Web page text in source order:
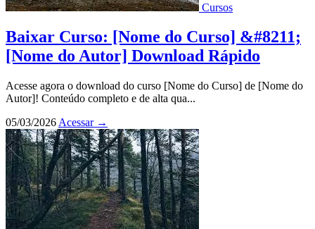
Cursos
Baixar Curso: [Nome do Curso] &#8211;
[Nome do Autor] Download Rápido
Acesse agora o download do curso [Nome do Curso] de [Nome do
Autor]! Conteúdo completo e de alta qua...
05/03/2026 Acessar →